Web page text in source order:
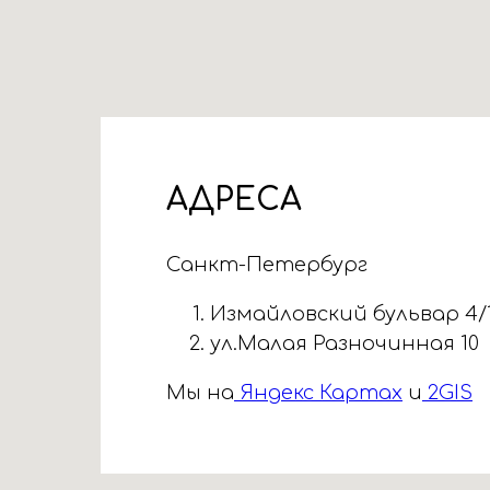
АДРЕСА
Санкт-Петербург
Измайловский бульвар 4/
ул.Малая Разночинная 10
Мы на Яндекс Картах и 2GIS